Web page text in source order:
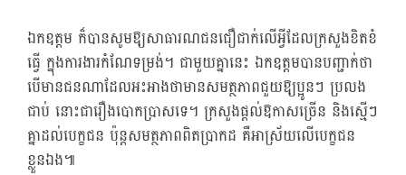
ឯកឧត្តម ក៏បានសូមឱ្យសាធារណជនជឿជាក់លើអ្វីដែលក្រសួងខិតខំ
ធ្វើ ក្នុងការងារកំណែទម្រង់។ ជាមួយគ្នានេះ ឯកឧត្តមបានបញ្ជាក់ថា
បើមានជនណាដែលអះអាងថាមានសមត្ថភាពជួយឱ្យប្អូនៗ ប្រលង
ជាប់ នោះជារឿងបោកប្រាសទេ។ ក្រសួងផ្ដល់ឱកាសច្រើន និងស្មើៗ
គ្នាដល់បេក្ខជន ប៉ុន្តសមត្ថភាពពិតប្រាកដ គឺអាស្រ័យលើបេក្ខជន
ខ្លួនឯង៕